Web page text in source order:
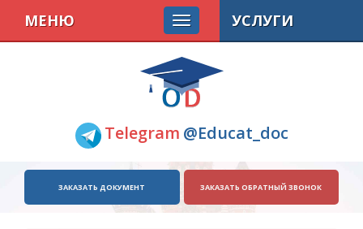
Telegram @Educat_doc
МЕНЮ
ЗАКАЗАТЬ ДОКУМЕНТ ЗАКАЗАТЬ ОБРАТНЫЙ ЗВОНОК
УСЛУГИ